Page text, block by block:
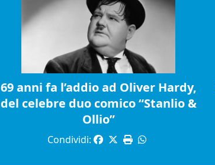
69 anni fa l’addio ad Oliver Hardy,
del celebre duo comico “Stanlio &
Ollio”
Condividi: